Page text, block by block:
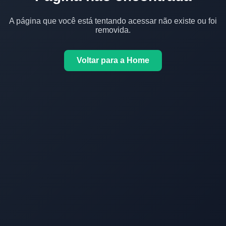
A página que você está tentando acessar não existe ou foi
removida.
Voltar para a Home